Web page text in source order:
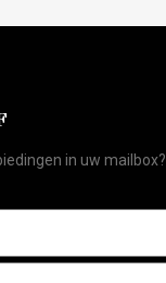
in uw